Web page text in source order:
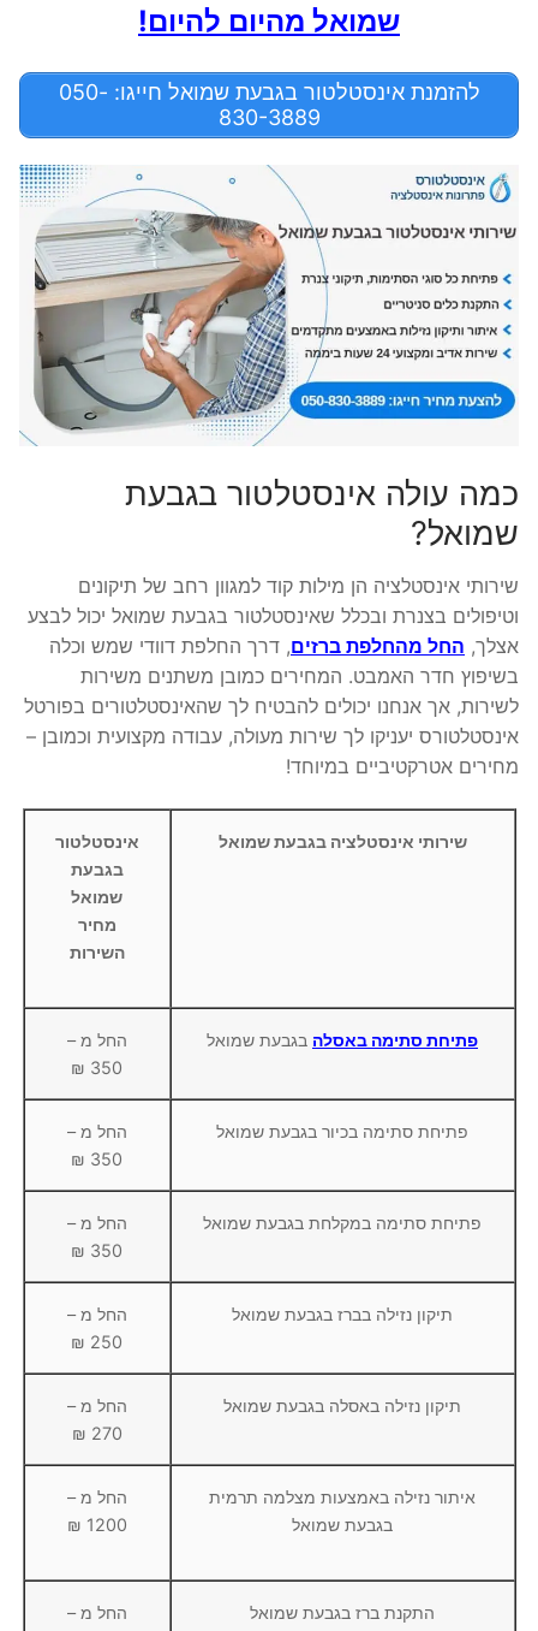
שמואל מהיום להיום!
להזמנת אינסטלטור בגבעת שמואל חייגו: 050-
830-3889
כמה עולה אינסטלטור בגבעת
שמואל?
שירותי אינסטלציה הן מילות קוד למגוון רחב של תיקונים
וטיפולים בצנרת ובכלל שאינסטלטור בגבעת שמואל יכול לבצע
אצלך, החל מהחלפת ברזים, דרך החלפת דוודי שמש וכלה
בשיפוץ חדר האמבט. המחירים כמובן משתנים משירות
לשירות, אך אנחנו יכולים להבטיח לך שהאינסטלטורים בפורטל
אינסטלטורס יעניקו לך שירות מעולה, עבודה מקצועית וכמובן –
מחירים אטרקטיביים במיוחד!
שירותי אינסטלציה בגבעת שמואל
אינסטלטור
בגבעת
שמואל
מחיר
השירות
פתיחת סתימה באסלה בגבעת שמואל
החל מ –
350 ₪
פתיחת סתימה בכיור בגבעת שמואל
החל מ –
350 ₪
פתיחת סתימה במקלחת בגבעת שמואל
החל מ –
350 ₪
תיקון נזילה בברז בגבעת שמואל
החל מ –
250 ₪
תיקון נזילה באסלה בגבעת שמואל
החל מ –
270 ₪
איתור נזילה באמצעות מצלמה תרמית
בגבעת שמואל
החל מ –
1200 ₪
התקנת ברז בגבעת שמואל
החל מ –